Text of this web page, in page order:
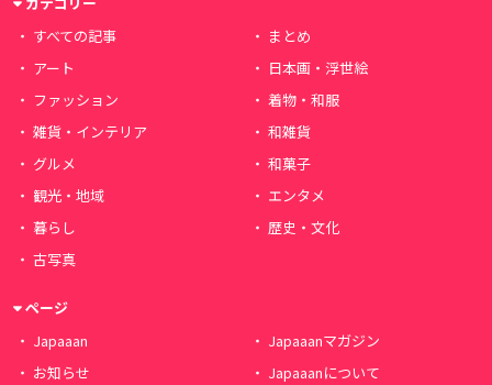
すべての記事
まとめ
アート
日本画・浮世絵
ファッション
着物・和服
雑貨・インテリア
和雑貨
グルメ
和菓子
観光・地域
エンタメ
暮らし
歴史・文化
古写真
ページ
Japaaan
Japaaanマガジン
お知らせ
Japaaanについて